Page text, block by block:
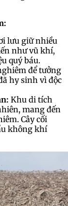
lưu giữ nhiều
như vũ khí,
quý báu.
để tưởng
hy sinh vì độc
Khu di tích
mang đến
Cây cối
không khí